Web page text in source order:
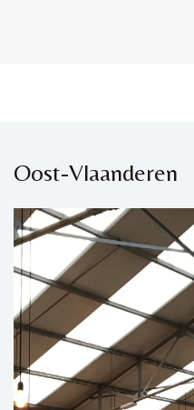
Oost-Vlaanderen